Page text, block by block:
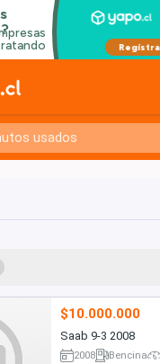
$10.000.000
Saab 9-3 2008
2008 Bencina
0 - 250000+